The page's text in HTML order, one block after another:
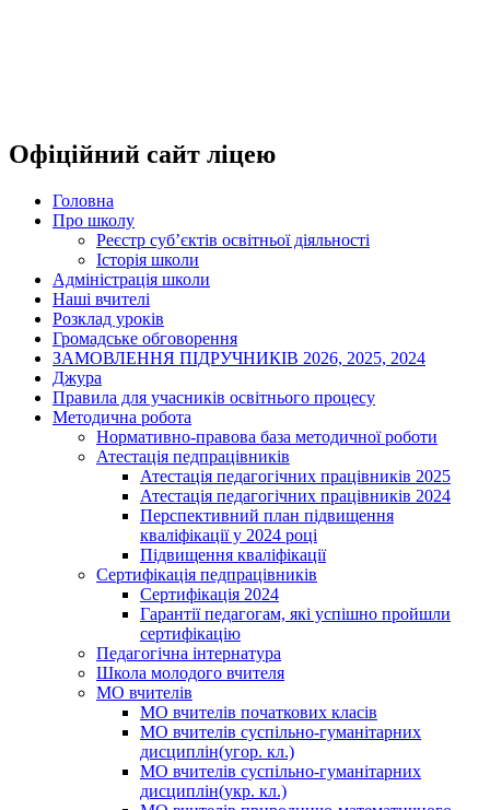
Офіційний сайт ліцею
Головна
Про школу
Реєстр суб’єктів освітньої діяльності
Історія школи
Адміністрація школи
Наші вчителі
Розклад уроків
Громадське обговорення
ЗАМОВЛЕННЯ ПІДРУЧНИКІВ 2026, 2025, 2024
Джура
Правила для учасників освітнього процесу
Методична робота
Нормативно-правова база методичної роботи
Атестація педпрацівників
Атестація педагогічних працівників 2025
Атестація педагогічних працівників 2024
Перспективний план підвищення
кваліфікації у 2024 році
Підвищення кваліфікації
Сертифікація педпрацівників
Сертифікація 2024
Гарантії педагогам, які успішно пройшли
сертифікацію
Педагогічна інтернатура
Школа молодого вчителя
МО вчителів
МО вчителів початкових класів
МО вчителів суспільно-гуманітарних
дисциплін(угор. кл.)
МО вчителів суспільно-гуманітарних
дисциплін(укр. кл.)